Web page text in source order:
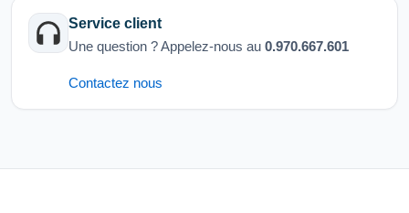
Service client
Une question ? Appelez-nous au 0.970.667.601
Contactez nous